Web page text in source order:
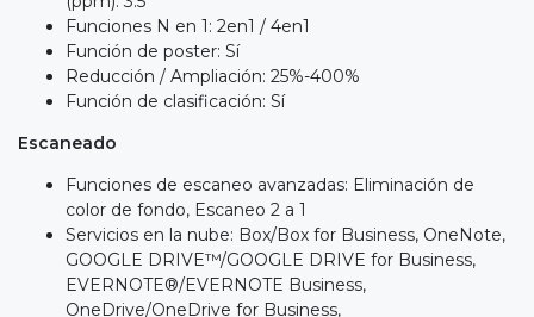
Funciones N en 1: 2en1 / 4en1
Función de poster: Sí
Reducción / Ampliación: 25%-400%
Función de clasificación: Sí
Escaneado
Funciones de escaneo avanzadas: Eliminación de
color de fondo, Escaneo 2 a 1
Servicios en la nube: Box/Box for Business, OneNote,
GOOGLE DRIVE™/GOOGLE DRIVE for Business,
EVERNOTE®/EVERNOTE Business,
OneDrive/OneDrive for Business,